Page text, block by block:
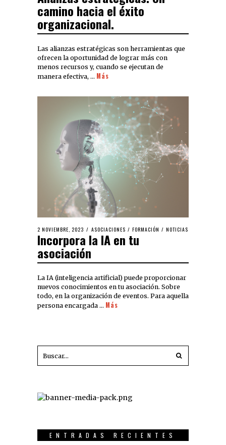
camino hacia el éxito
organizacional.
Las alianzas estratégicas son herramientas que
ofrecen la oportunidad de lograr más con
menos recursos y, cuando se ejecutan de
manera efectiva, … Más
2 NOVIEMBRE, 2023 ASOCIACIONES / FORMACIÓN / NOTICIAS
Incorpora la IA en tu
asociación
La IA (inteligencia artificial) puede proporcionar
nuevos conocimientos en tu asociación. Sobre
todo, en la organización de eventos. Para aquella
persona encargada … Más
ENTRADAS RECIENTES